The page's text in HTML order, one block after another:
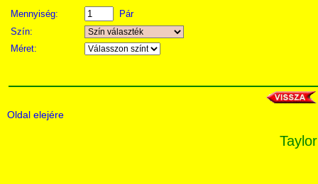
Mennyiség:
Pár
Szín:
Méret:
Oldal elejére